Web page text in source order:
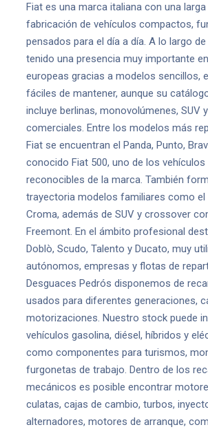
Fiat es una marca italiana con una
fabricación de vehículos compactos,
pensados para el día a día. A lo largo
tenido una presencia muy importante
europeas gracias a modelos sencillos,
fáciles de mantener, aunque su
incluye berlinas, monovolúmenes, SUV
comerciales. Entre los modelos más
Fiat se encuentran el Panda, Punto,
conocido Fiat 500, uno de los
reconocibles de la marca. También
trayectoria modelos familiares como el
Croma, además de SUV y crossover
Freemont. En el ámbito profesional
Doblò, Scudo, Talento y Ducato, muy
autónomos, empresas y flotas de
Desguaces Pedrós disponemos de
usados para diferentes generaciones,
motorizaciones. Nuestro stock puede
vehículos gasolina, diésel, híbridos y
como componentes para turismos,
furgonetas de trabajo. Dentro de los
mecánicos es posible encontrar
culatas, cajas de cambio, turbos,
alternadores, motores de arranque,